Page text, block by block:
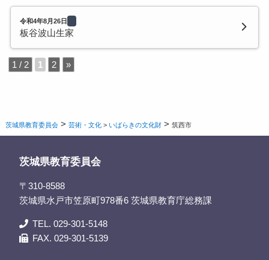
令和4年8月26日
板谷波山生家
1 / 2 1 2 »
茨城県教育委員会 >芸術・文化 > いばらきの文化財 >筑西市
茨城県教育委員会
〒310-8588
茨城県水戸市笠原町978番6 茨城県教育庁総務課
TEL. 029-301-5148
FAX. 029-301-5139